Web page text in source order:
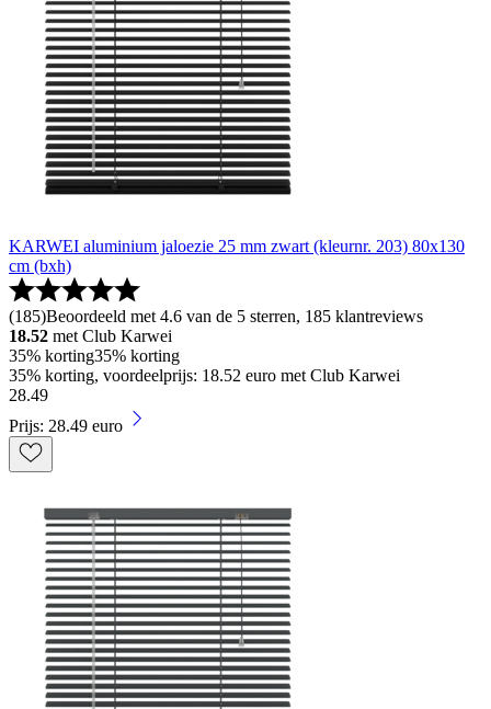
KARWEI aluminium jaloezie 25 mm zwart (kleurnr. 203) 80x130
cm (bxh)
(185)Beoordeeld met 4.6 van de 5 sterren, 185 klantreviews
18.52 met Club Karwei
35% korting35% korting
35% korting, voordeelprijs: 18.52 euro met Club Karwei
28.49
Prijs: 28.49 euro